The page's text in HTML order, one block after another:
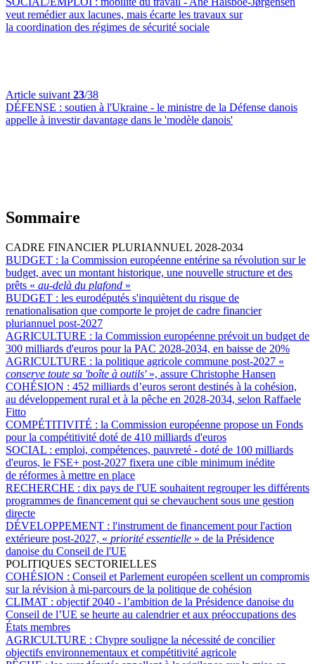
veut remédier aux lacunes, mais écarte les travaux sur
la coordination des régimes de sécurité sociale
Article suivant 23/38
DÉFENSE : soutien à l'Ukraine - le ministre de la Défense danois
appelle à investir davantage dans le 'modèle danois'
Sommaire
CADRE FINANCIER PLURIANNUEL 2028-2034
BUDGET : la Commission européenne entérine sa révolution sur le
budget, avec un montant historique, une nouvelle structure et des
prêts « au-delà du plafond »
BUDGET : les eurodéputés s'inquiètent du risque de
renationalisation que comporte le projet de cadre financier
pluriannuel post-2027
AGRICULTURE : la Commission européenne prévoit un budget de
300 milliards d'euros pour la PAC 2028-2034, en baisse de 20%
AGRICULTURE : la politique agricole commune post-2027 «
conserve toute sa 'boîte à outils' », assure Christophe Hansen
COHÉSION : 452 milliards d’euros seront destinés à la cohésion,
au développement rural et à la pêche en 2028-2034, selon Raffaele
Fitto
COMPÉTITIVITÉ : la Commission européenne propose un Fonds
pour la compétitivité doté de 410 milliards d'euros
SOCIAL : emploi, compétences, pauvreté - doté de 100 milliards
d'euros, le FSE+ post-2027 fixera une cible minimum inédite
de réformes à mettre en place
RECHERCHE : dix pays de l'UE souhaitent regrouper les différents
programmes de financement qui se chevauchent sous une gestion
directe
DÉVELOPPEMENT : l'instrument de financement pour l'action
extérieure post-2027, « priorité essentielle » de la Présidence
danoise du Conseil de l'UE
POLITIQUES SECTORIELLES
COHÉSION : Conseil et Parlement européen scellent un compromis
sur la révision à mi-parcours de la politique de cohésion
CLIMAT : objectif 2040 - l’ambition de la Présidence danoise du
Conseil de l’UE se heurte au calendrier et aux préoccupations des
États membres
AGRICULTURE : Chypre souligne la nécessité de concilier
objectifs environnementaux et compétitivité agricole